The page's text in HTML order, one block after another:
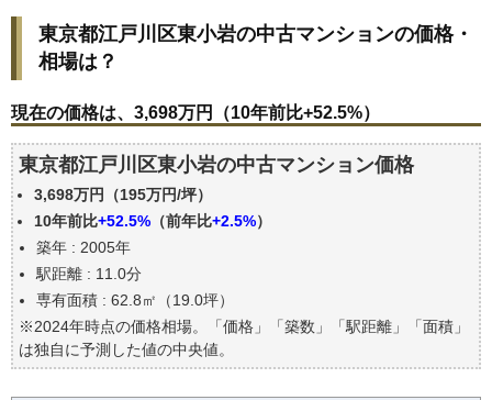
場は？
現在の価格は、3,698万円（10年前比+52.5%）
価格を詳細に分析しよう
築年数で価格はどうなる？
東京都江戸川区東小岩の中古マンションの過去の売
買事例
公示地価はいくら
エリアの将来性を人口予想から検討しよう
自分の年収でいくらの不動産が買える？
東京都江戸川区東小岩の中古マンションの価格・
相場は？
現在の価格は、3,698万円（10年前比+52.5%）
東京都江戸川区東小岩の中古マンション価格
3,698万円（195万円/坪）
10年前比+52.5% （前年比+2.5%）
築年 : 2005年
駅距離 : 11.0分
専有面積 : 62.8㎡（19.0坪）
※2024年時点の価格相場。「価格」「築数」「駅距離」「面積」
は独自に予測した値の中央値。